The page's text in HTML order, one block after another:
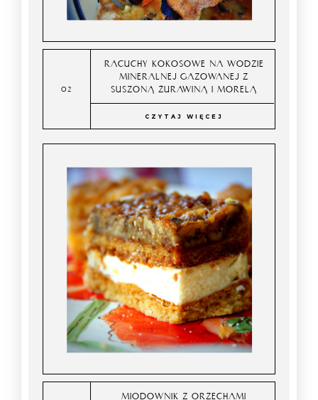
RACUCHY KOKOSOWE NA WODZIE
MINERALNEJ GAZOWANEJ Z
SUSZONĄ ŻURAWINĄ I MORELĄ
CZYTAJ WIĘCEJ
MIODOWNIK Z ORZECHAMI